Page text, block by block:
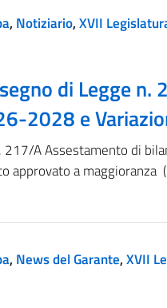
,Notiziario,XVII
di Legge
2028 e
217/A Assestamento di
approvato a
,News del Garante,XVII